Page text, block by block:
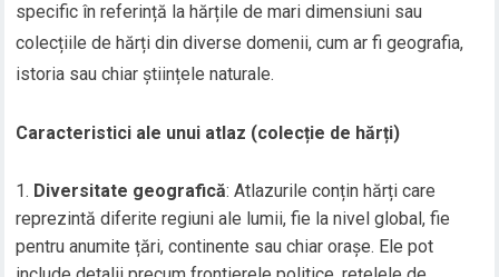
specific în referință la hărțile de mari dimensiuni sau
colecțiile de hărți din diverse domenii, cum ar fi geografia,
istoria sau chiar științele naturale.
Caracteristici ale unui atlaz (colecție de hărți)
Diversitate geografică: Atlazurile conțin hărți care
reprezintă diferite regiuni ale lumii, fie la nivel global, fie
pentru anumite țări, continente sau chiar orașe. Ele pot